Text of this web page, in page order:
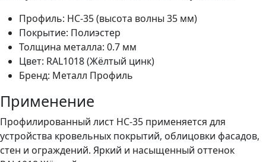
Профиль: НС-35 (высота волны 35 мм)
Покрытие: Полиэстер
Толщина металла: 0.7 мм
Цвет: RAL1018 (Жёлтый цинк)
Бренд: Металл Профиль
Применение
Профилированный лист НС-35 применяется для
устройства кровельных покрытий, облицовки фасадов,
стен и ограждений. Яркий и насыщенный оттенок